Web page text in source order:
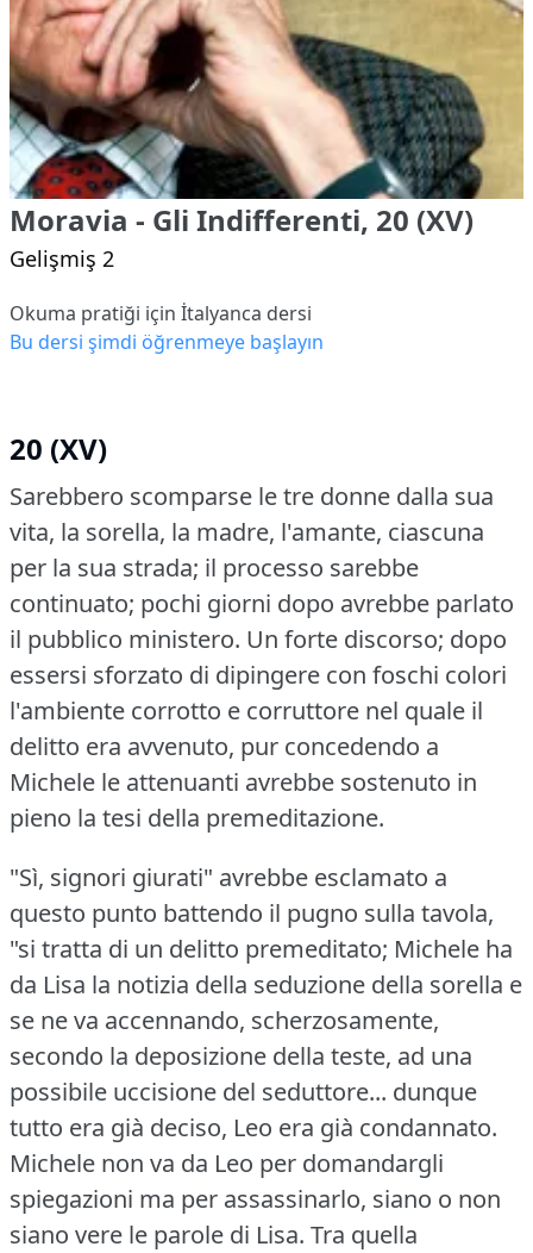
Moravia - Gli Indifferenti, 20 (XV)
Gelişmiş 2
Okuma pratiği için İtalyanca dersi
Bu dersi şimdi öğrenmeye başlayın
20 (XV)
Sarebbero scomparse le tre donne dalla sua
vita, la sorella, la madre, l'amante, ciascuna
per la sua strada; il processo sarebbe
continuato; pochi giorni dopo avrebbe parlato
il pubblico ministero. Un forte discorso; dopo
essersi sforzato di dipingere con foschi colori
l'ambiente corrotto e corruttore nel quale il
delitto era avvenuto, pur concedendo a
Michele le attenuanti avrebbe sostenuto in
pieno la tesi della premeditazione.
"Sì, signori giurati" avrebbe esclamato a
questo punto battendo il pugno sulla tavola,
"si tratta di un delitto premeditato; Michele ha
da Lisa la notizia della seduzione della sorella e
se ne va accennando, scherzosamente,
secondo la deposizione della teste, ad una
possibile uccisione del seduttore... dunque
tutto era già deciso, Leo era già condannato.
Michele non va da Leo per domandargli
spiegazioni ma per assassinarlo, siano o non
siano vere le parole di Lisa. Tra quella